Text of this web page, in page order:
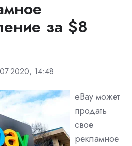
за $8
14:48
eBay может
продать
свое
рекламное